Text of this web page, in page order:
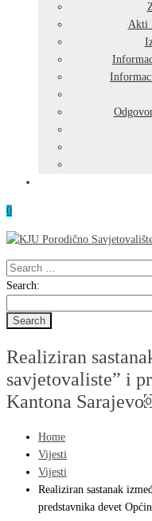
Akti
0
Search
for:
Search
Search:
Realiziran
savjetovaliste” i
Kantona
Home
Vijesti
Vijesti
Realiziran sastanak
predstavnika devet